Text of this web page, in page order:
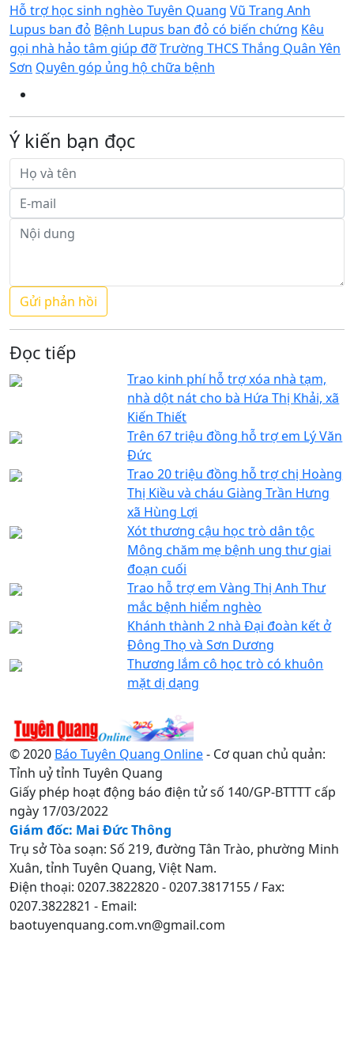
Hỗ trợ học sinh nghèo Tuyên Quang Vũ Trang Anh
Lupus ban đỏ Bệnh Lupus ban đỏ có biến chứng Kêu
gọi nhà hảo tâm giúp đỡTrường THCS Thắng Quân Yên
Sơn Quyên góp ủng hộ chữa bệnh
Ý kiến bạn đọc
Đọc tiếp
Trao kinh phí hỗ trợ xóa nhà tạm,
nhà dột nát cho bà Hứa Thị Khải, xã
Kiến Thiết
Trên 67 triệu đồng hỗ trợ em Lý Văn
Đức
Trao 20 triệu đồng hỗ trợ chị Hoàng
Thị Kiều và cháu Giàng Trần Hưng
xã Hùng Lợi
Xót thương cậu học trò dân tộc
Mông chăm mẹ bệnh ung thư giai
đoạn cuối
Trao hỗ trợ em Vàng Thị Anh Thư
mắc bệnh hiểm nghèo
Khánh thành 2 nhà Đại đoàn kết ở
Đông Thọ và Sơn Dương
Thương lắm cô học trò có khuôn
mặt dị dạng
© 2020 Báo Tuyên Quang Online- Cơ quan chủ quản:
Tỉnh uỷ tỉnh Tuyên Quang
Giấy phép hoạt động báo điện tử số 140/GP-BTTTT cấp
ngày 17/03/2022
Giám đốc: Mai Đức Thông
Trụ sở Tòa soạn: Số 219, đường Tân Trào, phường Minh
Xuân, tỉnh Tuyên Quang, Việt Nam.
Điện thoại: 0207.3822820 - 0207.3817155 / Fax:
0207.3822821 - Email:
baotuyenquang.com.vn@gmail.com